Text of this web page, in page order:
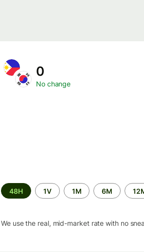
0
No change
Time
period
48H 1V 1M 6M
We use the real, mid-market rate with no